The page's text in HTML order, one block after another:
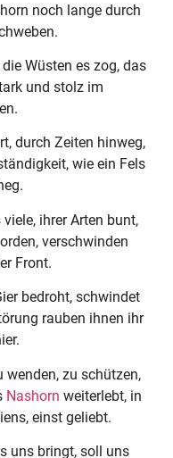
noch lange durch
Wüsten es zog, das
und stolz im
durch Zeiten hinweg,
wie ein Fels
ihrer Arten bunt,
verschwinden
Front.
bedroht, schwindet
rauben ihnen ihr
wenden, zu schützen,
Nashorn weiterlebt, in
einst geliebt.
uns bringt, soll uns